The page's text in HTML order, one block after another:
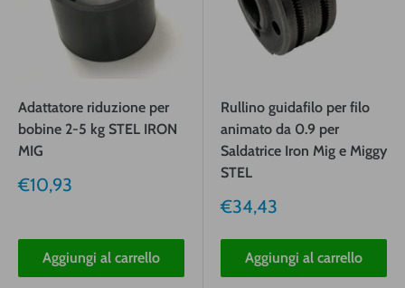
Adattatore riduzione per
bobine 2-5 kg STEL IRON
MIG
Prezzo
€10,93
Aggiungi al carrello
Rullino guidafilo per filo
animato da 0.9 per
Saldatrice Iron Mig e Miggy
STEL
Prezzo
€34,43
Aggiungi al carrello